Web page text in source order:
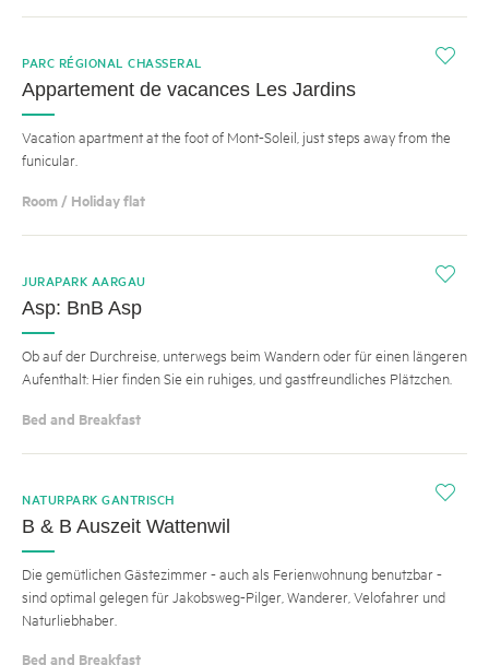
i
PARC RÉGIONAL CHASSERAL
Appartement de vacances Les Jardins
Vacation apartment at the foot of Mont-Soleil, just steps away from the
funicular.
Room / Holiday flat
i
JURAPARK AARGAU
Asp: BnB Asp
Ob auf der Durchreise, unterwegs beim Wandern oder für einen längeren
Aufenthalt: Hier finden Sie ein ruhiges, und gastfreundliches Plätzchen.
Bed and Breakfast
i
NATURPARK GANTRISCH
B & B Auszeit Wattenwil
Die gemütlichen Gästezimmer - auch als Ferienwohnung benutzbar -
sind optimal gelegen für Jakobsweg-Pilger, Wanderer, Velofahrer und
Naturliebhaber.
Bed and Breakfast